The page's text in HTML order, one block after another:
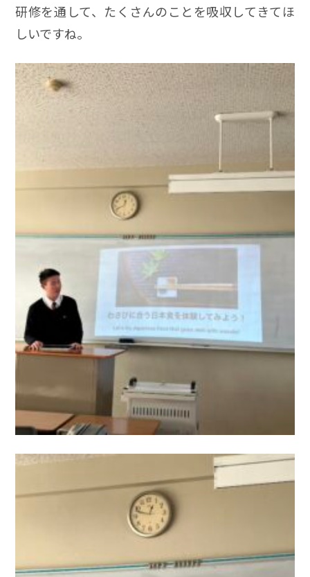
研修を通して、たくさんのことを吸収してきてほ
しいですね。